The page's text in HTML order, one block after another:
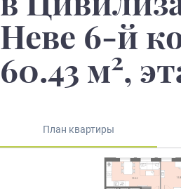
Элитная
Санкт-
квартир и
Неве 6-й
60.43 м2,
План квартиры